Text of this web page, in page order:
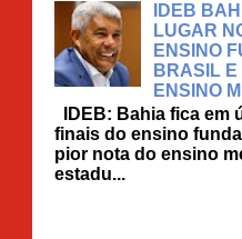
IDEB
LUGAR
ENSINO
BRASIL E
ENSINO
IDEB: Bahia fica em
finais do ensino
pior nota do ensino
estadu...